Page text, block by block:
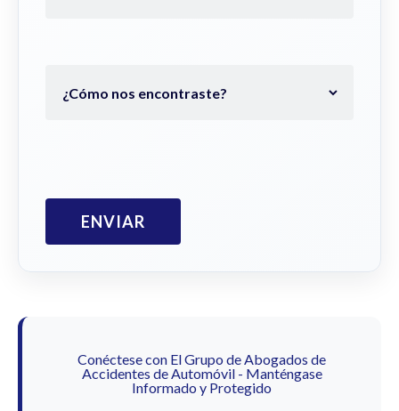
Conéctese con El Grupo de Abogados de
Accidentes de Automóvil - Manténgase
Informado y Protegido